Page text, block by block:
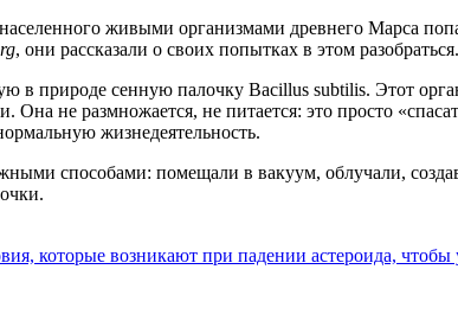
живыми организмами древнего Марса
, они рассказали о своих попытках в этом разобраться.
в природе сенную палочку Bacillus subtilis. Этот
не размножается, не питается: это просто
жизнедеятельность.
способами: помещали в вакуум, облучали,
которые возникают при падении астероида,